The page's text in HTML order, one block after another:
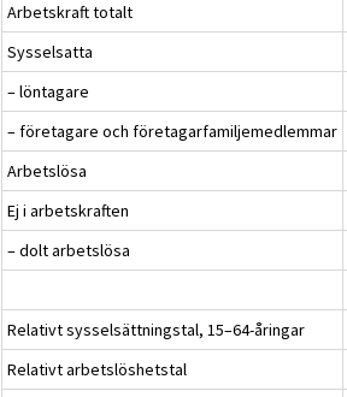
Arbetskraft totalt
Sysselsatta
– löntagare
– företagare och företagarfamiljemedlemmar
Arbetslösa
Ej i arbetskraften
– dolt arbetslösa
Relativt sysselsättningstal, 15–64-åringar
Relativt arbetslöshetstal